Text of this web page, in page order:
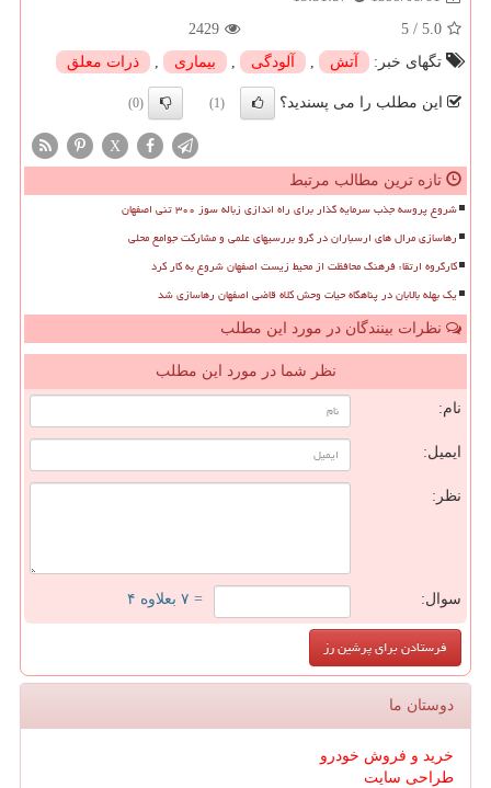
5.0
/
5
2429
تگهای خبر:
آتش , آلودگی , بیماری , ذرات معلق
این مطلب را می پسندید؟ (1)
(0)
X
تازه ترین مطالب مرتبط
شروع پروسه جذب سرمایه گذار برای راه اندازی زباله سوز ۳۰۰ تنی اصفهان
رهاسازی مرال های ارسباران در گرو بررسیهای علمی و مشارکت جوامع محلی
کارگروه ارتقاء فرهنگ محافظت از محیط زیست اصفهان شروع به کار کرد
یک بهله بالابان در پناهگاه حیات وحش کلاه قاضی اصفهان رهاسازی شد
نظرات بینندگان در مورد این مطلب
نظر شما در مورد این مطلب
نام:
ایمیل:
نظر:
سوال: = ۷ بعلاوه ۴
دوستان ما
خرید و فروش خودرو
طراحی سایت